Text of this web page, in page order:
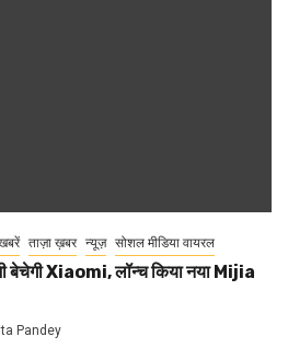
ताज़ा ख़बर न्यूज़ सोशल मीडिया वायरल
बेचेगी Xiaomi, लॉन्च किया नया Mijia
Pandey